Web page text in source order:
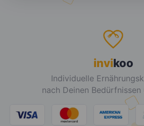
invikoo
Individuelle
nach Deinen Bedürfnissen